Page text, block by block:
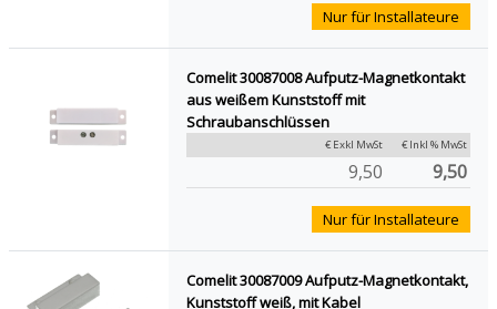
Nur für Installateure
Comelit 30087008 Aufputz-Magnetkontakt
aus weißem Kunststoff mit
Schraubanschlüssen
€ Exkl MwSt € Inkl % MwSt
9,50 9,50
Nur für Installateure
Comelit 30087009 Aufputz-Magnetkontakt,
Kunststoff weiß, mit Kabel